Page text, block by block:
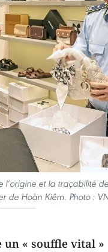
l’origine et la traçabilité
de Hoàn Kiêm. Photo :
un « souffle vital »